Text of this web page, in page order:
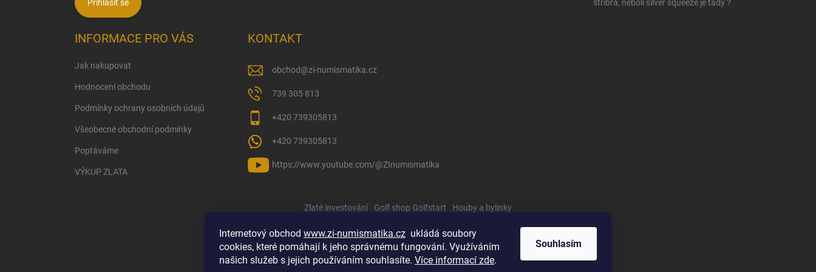
Internetový obchod www.zi-numismatika.cz ukládá soubory
cookies, které pomáhají k jeho správnému fungování. Využíváním
našich služeb s jejich používáním souhlasíte. Více informací zde.
Souhlasím
Přihlásit se
stříbra, neboli silver squeeze je tady ?
INFORMACE PRO VÁS
Jak nakupovat
Hodnocení obchodu
Podmínky ochrany osobních údajů
Všeobecné obchodní podmínky
Poptáváme
VÝKUP ZLATA
KONTAKT
obchod@zi-numismatika.cz
739 305 813
+420 739305813
+420 739305813
https://www.youtube.com/@ZInumismatika
Zlaté investování Golf shop Golfstart Houby a bylinky